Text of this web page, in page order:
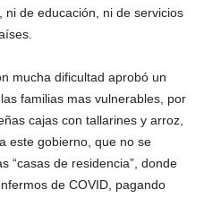
de educación, ni de servicios
mucha dificultad aprobó un
familias mas vulnerables, por
cajas con tallarines y arroz,
este gobierno, que no se
“casas de residencia”, donde
de COVID, pagando